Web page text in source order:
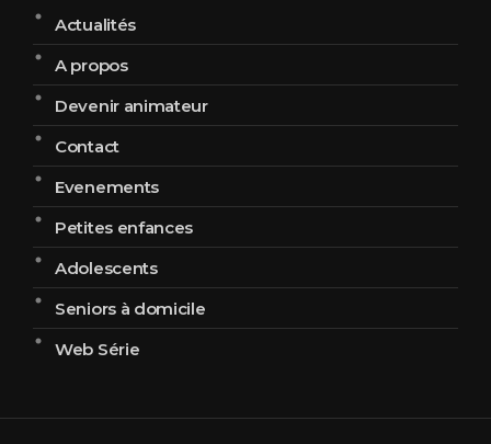
Actualités
A propos
Devenir animateur
Contact
Evenements
Petites enfances
Adolescents
Seniors à domicile
Web Série